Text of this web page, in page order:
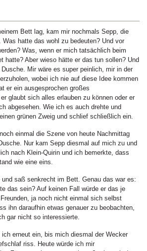
Bett lag, kam mir nochmals Sepp, die
hatte das wohl zu bedeuten? Und vor
Was, wenn er mich tatsächlich beim
hatte? Aber wieso hätte er das tun sollen? Und
Mir wäre es super peinlich, mir in der
wobei ich nie auf diese Idee kommen
er ein ausgesprochen großes
glaubt sich alles erlauben zu können oder er
abgesehen. Wie ich es auch drehte und
grünen Zweig und schlief schließlich ein.
einmal die Szene von heute Nachmittag
Nur kam Sepp diesmal auf mich zu und
nach Klein-Quirin und ich bemerkte, dass
wie eine eins.
und saß senkrecht im Bett. Genau das war es:
das sein? Auf keinen Fall würde er das je
ja noch nicht einmal sich selbst
ihn daraufhin etwas genauer zu beobachten,
gar nicht so interessierte.
erneut ein, bis mich diesmal der Wecker
riss. Heute würde ich mir